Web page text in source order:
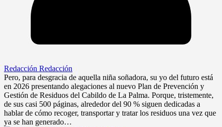
Redacción Redacción
Pero, para desgracia de aquella niña soñadora, su yo del futuro está
en 2026 presentando alegaciones al nuevo Plan de Prevención y
Gestión de Residuos del Cabildo de La Palma. Porque, tristemente,
de sus casi 500 páginas, alrededor del 90 % siguen dedicadas a
hablar de cómo recoger, transportar y tratar los residuos una vez que
ya se han generado…